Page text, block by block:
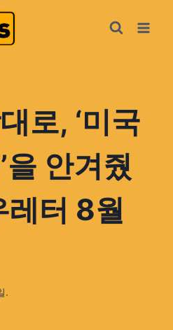
로, ‘미국
을 안겨줬
레터 8월
.